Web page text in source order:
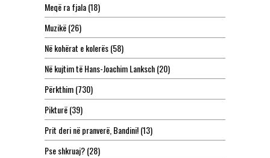
Meqë ra fjala(18)
Muzikë(26)
Në kohërat e kolerës(58)
Në kujtim të Hans-Joachim Lanksch(20)
Përkthim(730)
Pikturë(39)
Prit deri në pranverë, Bandini!(13)
Pse shkruaj?(28)